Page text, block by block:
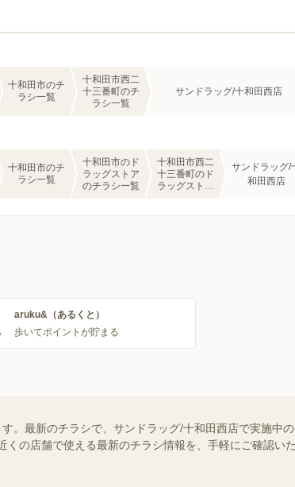
十和田市のチ
ラシ一覧
十和田市西二
十三番町のチ
ラシ一覧
サンドラッグ/十和田西店
十和田市のチ
ラシ一覧
十和田市のド
ラッグストア
のチラシ一覧
十和田市西二
十三番町のド
ラッグストア
サンドラッグ/
和田西店
aruku&（あるくと）
歩いてポイントが貯まる
。最新のチラシで、サンドラッグ/十和田西店で実施中
の店舗で使える最新のチラシ情報を、手軽にご確認い